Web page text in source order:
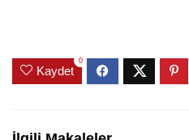
Kaydet
0